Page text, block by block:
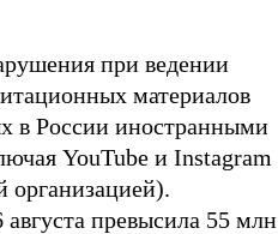
при ведении
материалов
в России иностранными
YouTube и Instagram
организацией).
превысила 55 млн